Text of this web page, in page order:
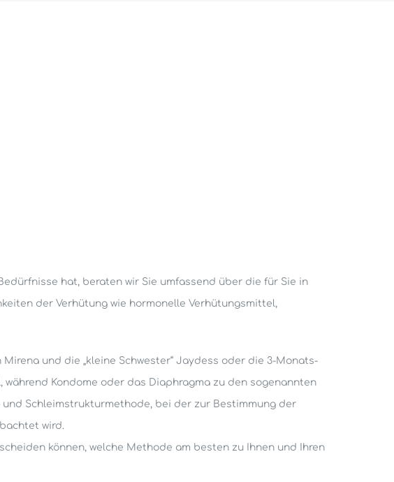
hat, beraten wir Sie umfassend über die für Sie in
der Verhütung wie hormonelle Verhütungsmittel,
und die „kleine Schwester“ Jaydess oder die 3-Monats-
Kondome oder das Diaphragma zu den sogenannten
Schleimstrukturmethode, bei der zur Bestimmung der
wird.
können, welche Methode am besten zu Ihnen und Ihren